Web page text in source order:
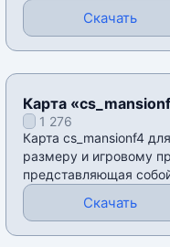
Скачать
Карта
1 276
Карта cs_mansionf4
размеру и игровому
представляющая
Скачать